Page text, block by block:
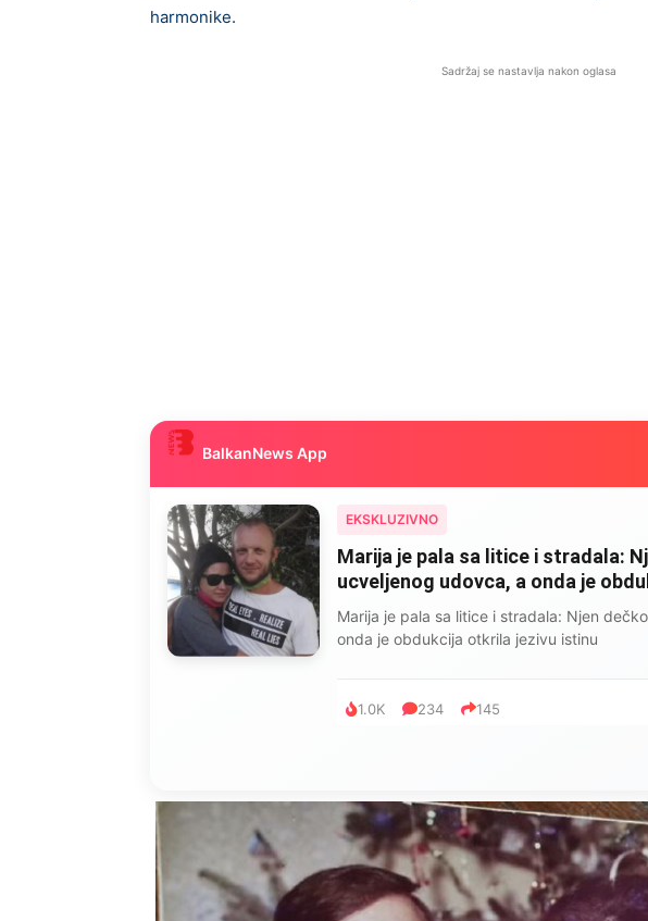
harmonike.
Sadržaj se nastavlja nakon oglasa
BalkanNews App
EKSKLUZIVNO
Marija je pala sa litice i stradala:
ucveljenog udovca, a onda je
Marija je pala sa litice i stradala: Njen
onda je obdukcija otkrila jezivu istinu
1.0K 234 145